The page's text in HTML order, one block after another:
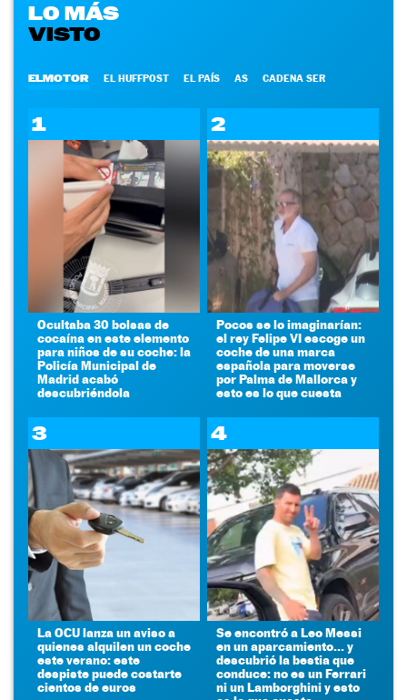
LO MÁS
VISTO
ELMOTOR EL HUFFPOST EL PAÍS AS CADENA SER
1
Ocultaba 30 bolsas de
cocaína en este elemento
para niños de su coche: la
Policía Municipal de
Madrid acabó
descubriéndola
2
Pocos se lo imaginarían:
el rey Felipe VI escoge un
coche de una marca
española para moverse
por Palma de Mallorca y
esto es lo que cuesta
3
La OCU lanza un aviso a
quienes alquilen un coche
este verano: este
despiste puede costarte
cientos de euros
4
Se encontró a Leo Messi
en un aparcamiento... y
descubrió la bestia que
conduce: no es un Ferrari
ni un Lamborghini y esto